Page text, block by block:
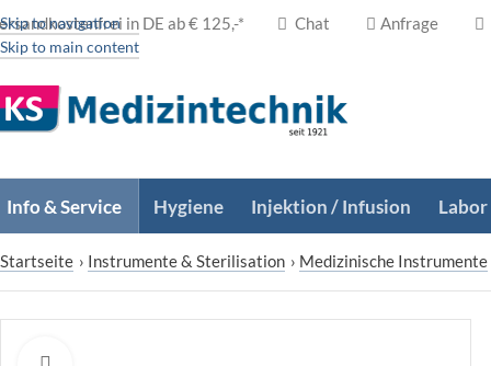
Skip to navigation
Skip to main content
in DE ab € 125,-* Chat Anfrage
Info & Service Hygiene Injektion / Infusion Labor
Startseite › Instrumente & Sterilisation › Medizinische Instrumente